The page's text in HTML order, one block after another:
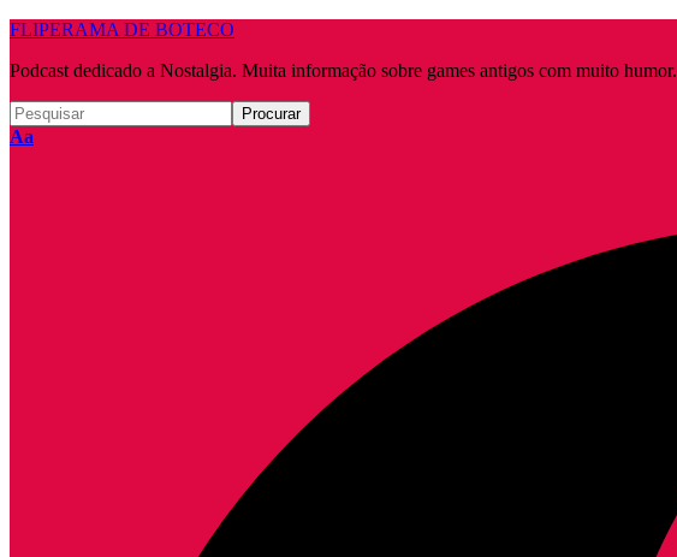
FLIPERAMA DE BOTECO
Podcast dedicado a Nostalgia. Muita informação sobre games antigos com muito humor.
Redimensionar
Aa